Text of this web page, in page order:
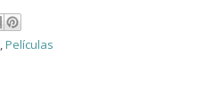
,Películas